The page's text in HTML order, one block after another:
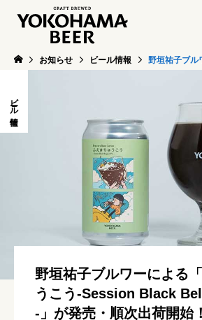
お知らせ ビール情報 野垣祐子ブル
ビール情報
野垣祐子ブルワーによる
うこう-Session Black
-」が発売・順次出荷開始！